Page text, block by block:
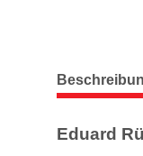
weitere
Eduard